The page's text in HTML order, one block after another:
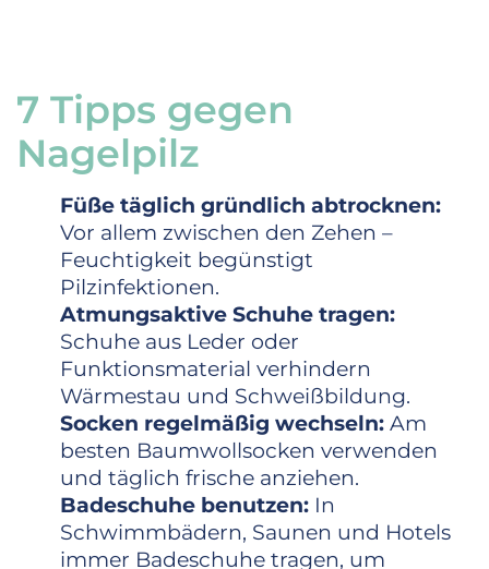
7 Tipps gegen
Nagelpilz
Füße täglich gründlich abtrocknen:
Vor allem zwischen den Zehen –
Feuchtigkeit begünstigt
Pilzinfektionen.
Atmungsaktive Schuhe tragen:
Schuhe aus Leder oder
Funktionsmaterial verhindern
Wärmestau und Schweißbildung.
Socken regelmäßig wechseln: Am
besten Baumwollsocken verwenden
und täglich frische anziehen.
Badeschuhe benutzen: In
Schwimmbädern, Saunen und Hotels
immer Badeschuhe tragen, um